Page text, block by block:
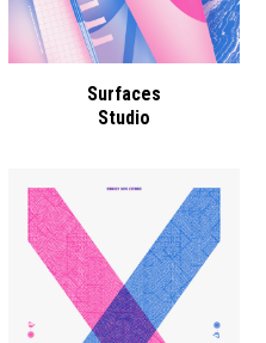
Surfaces
Studio